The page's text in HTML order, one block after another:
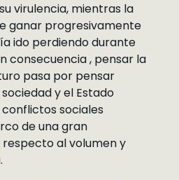
virulencia, mientras la
ganar progresivamente
ido perdiendo durante
consecuencia , pensar la
pasa por pensar
y el Estado
sociales
de una gran
al volumen y